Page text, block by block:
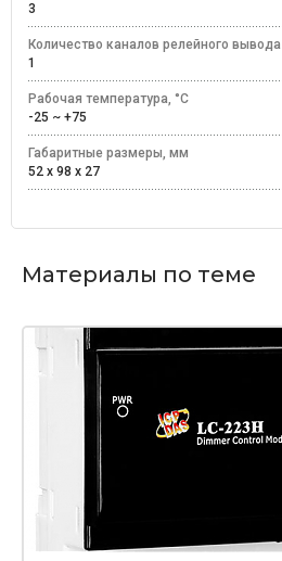
3
Количество каналов релейного вывода
1
Рабочая температура, °C
-25 ~ +75
Габаритные размеры, мм
52 x 98 x 27
Материалы по теме